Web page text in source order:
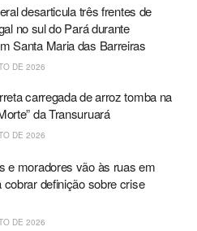
desarticula três frentes de
no sul do Pará durante
Santa Maria das Barreiras
DE 2026
carregada de arroz tomba na
da Transuruará
DE 2026
e moradores vão às ruas em
cobrar definição sobre crise
DE 2026